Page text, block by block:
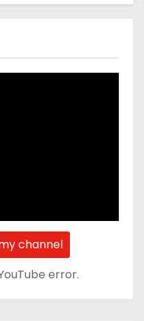
channel
error.